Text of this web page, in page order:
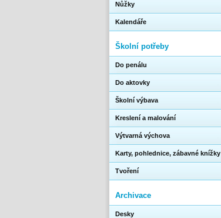
Nůžky
Kalendáře
Školní potřeby
Do penálu
Do aktovky
Školní výbava
Kreslení a malování
Výtvarná výchova
Karty, pohlednice, zábavné knížky
Tvoření
Archivace
Desky